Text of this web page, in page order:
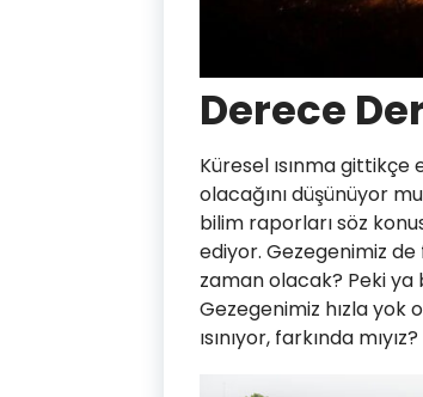
Derece
Küresel ısınma gittikçe
olacağını düşünüyor
bilim raporları söz
ediyor. Gezegenimiz de
zaman olacak? Peki ya
Gezegenimiz hızla yok
ısınıyor, farkında mıyız?